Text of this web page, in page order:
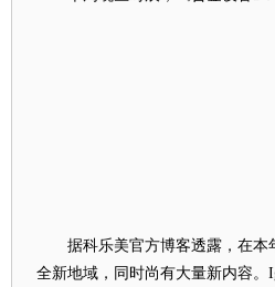
据科乐美官方博客透露，在本
全新地域，同时尚有大量新内容